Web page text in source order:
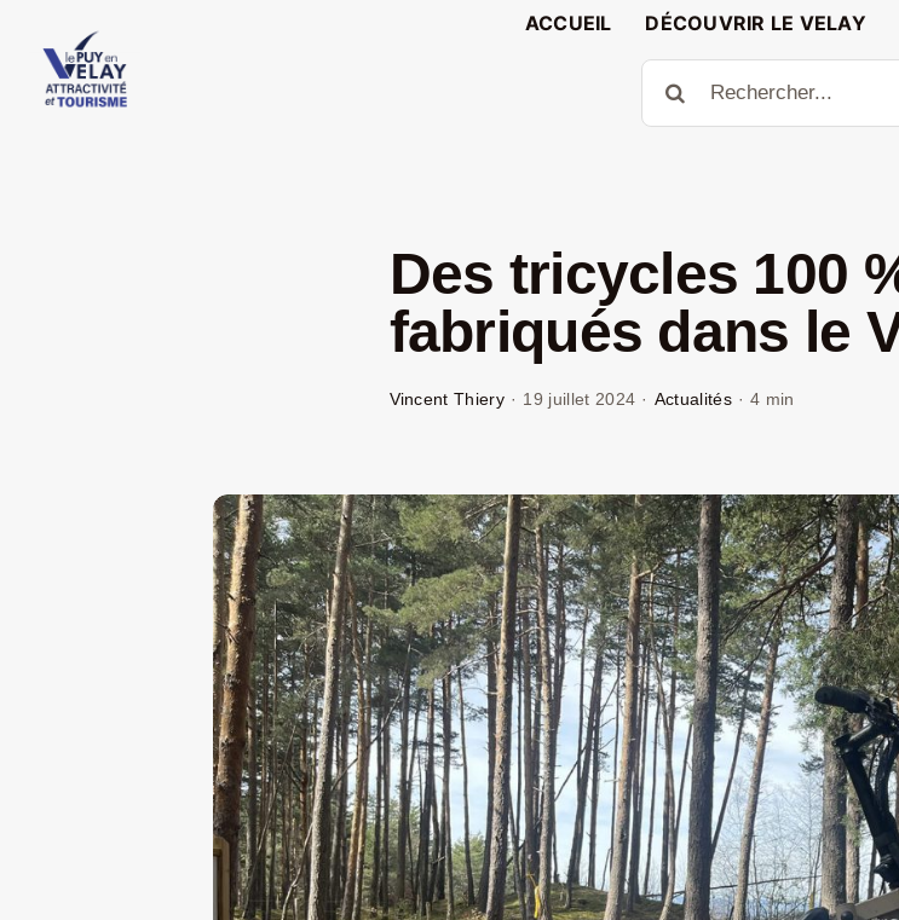
contenu
ACCUEIL DÉCOUVRIR LE VELAY
Rechercher:
Des tricycles 100
fabriqués dans le
Vincent Thiery · 19 juillet 2024 · Actualités · 4 min